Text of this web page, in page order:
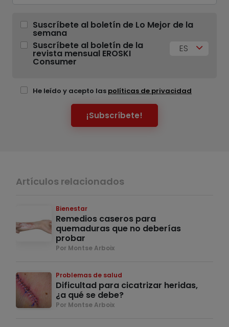
Suscríbete al boletín de Lo Mejor de la
semana
Suscríbete al boletín de la
revista mensual EROSKI
Consumer
ES
He leído y acepto las políticas de privacidad
¡Subscríbete!
Artículos relacionados
Bienestar
Remedios caseros para
quemaduras que no deberías
probar
Por Montse Arboix
Problemas de salud
Dificultad para cicatrizar heridas,
¿a qué se debe?
Por Montse Arboix